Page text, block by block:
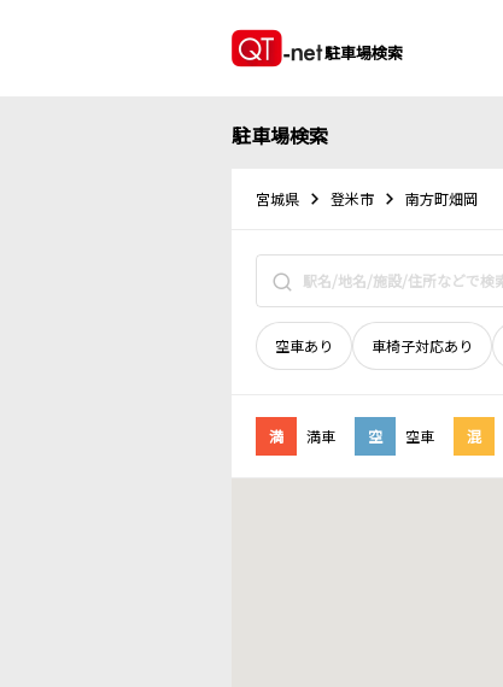
駐車場検索
駐車場検索
宮城県 登米市 南方町畑岡
空車あり 車椅子対応あり
満 満車 空 空車 混